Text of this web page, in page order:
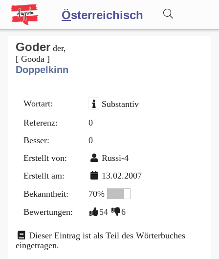
Österreichisch
Wörterbuch
Forum
Blog
Goder der,
[ Gooda ]
Doppelkinn
Wortart:
Substantiv
Referenz:
0
Besser:
0
Erstellt von:
Russi-4
Erstellt am:
13.02.2007
Bekanntheit:
70%
Bewertungen:
54 6
Dieser Eintrag ist als Teil des Wörterbuches
eingetragen.